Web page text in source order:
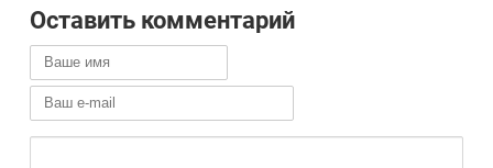
Оставить комментарий